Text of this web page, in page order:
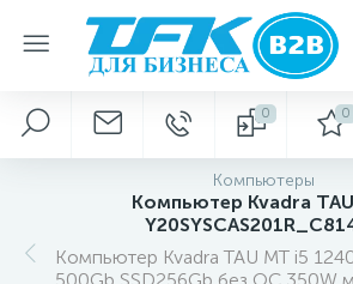
0 0
Компьютеры
Компьютер Kvadra
Компьютер Kvadra TAU MT i5